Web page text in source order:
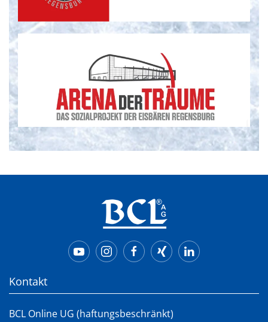
gewählt
Kontakt
BCL Online UG (haftungsbeschränkt)